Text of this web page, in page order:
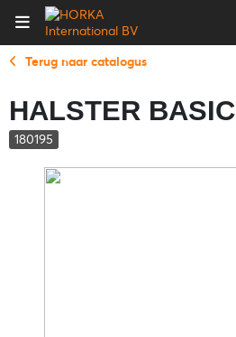
Terug naar catalogus
HALSTER BASIC
180195